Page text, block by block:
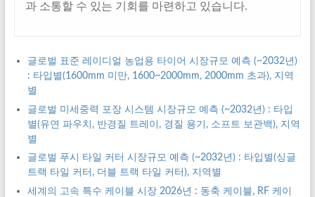
과 소통할 수 있는 기회를 마련하고 있습니다.
글로벌 표준 레이디얼 농업용 타이어 시장규모 예측 (~2032년)
: 타입별(1600mm 미만, 1600~2000mm, 2000mm 초과), 지역
별
글로벌 미세중력 포장 시스템 시장규모 예측 (~2032년) : 타입
별(유연 파우치, 반경질 트레이, 경질 용기, 소프트 보관백), 지역
별
글로벌 푸시 타일 커터 시장규모 예측 (~2032년) : 타입별(싱글
트랙 타일 커터, 더블 트랙 타일 커터), 지역별
세계의 고속 특수 케이블 시장 2026년 : 동축 케이블, RF 케이